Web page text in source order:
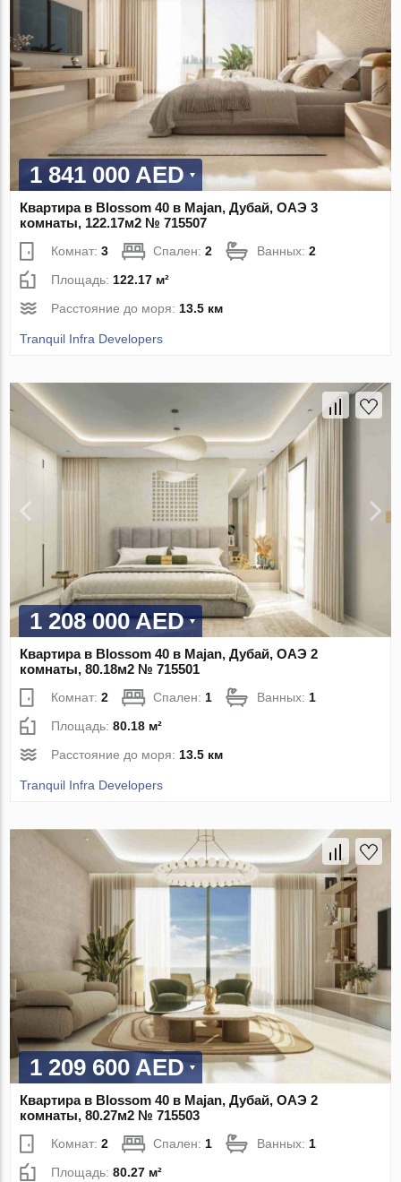
1 841 000 AED
Квартира в Blossom 40 в Majan, Дубай, ОАЭ 3
комнаты, 122.17м2 № 715507
Комнат:3 Спален:2 Ванных:2
Площадь:122.17 м²
Расстояние до моря:13.5 км
Tranquil Infra Developers
1 208 000 AED
Квартира в Blossom 40 в Majan, Дубай, ОАЭ 2
комнаты, 80.18м2 № 715501
Комнат:2 Спален: 1 Ванных: 1
Площадь:80.18 м²
Расстояние до моря: 13.5 км
Tranquil Infra Developers
1 209 600 AED
Квартира в Blossom 40 в Majan, Дубай, ОАЭ 2
комнаты, 80.27м2 № 715503
Комнат:2 Спален: 1 Ванных: 1
Площадь:80.27 м²